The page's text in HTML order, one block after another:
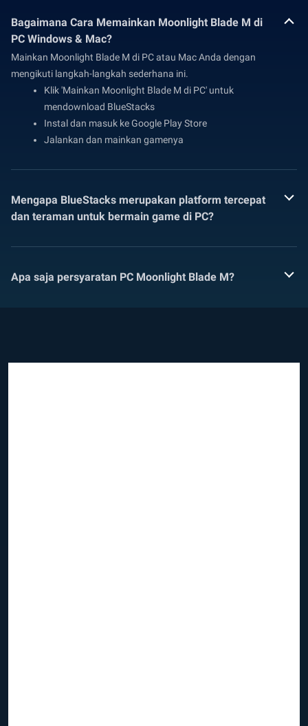
Bagaimana Cara Memainkan Moonlight Blade M di
PC Windows & Mac?
Mainkan Moonlight Blade M di PC atau Mac Anda dengan
mengikuti langkah-langkah sederhana ini.
Klik 'Mainkan Moonlight Blade M di PC' untuk
mendownload BlueStacks
Instal dan masuk ke Google Play Store
Jalankan dan mainkan gamenya
Mengapa BlueStacks merupakan platform tercepat
dan teraman untuk bermain game di PC?
Apa saja persyaratan PC Moonlight Blade M?